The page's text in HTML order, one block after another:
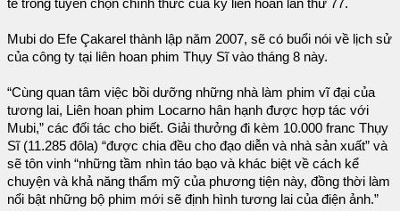
tế trong tuyển chọn chính thức của kỳ liên hoan lần thứ 77.
Mubi do Efe Çakarel thành lập năm 2007, sẽ có buổi nói về lịch sử
của công ty tại liên hoan phim Thụy Sĩ vào tháng 8 này.
“Cùng quan tâm việc bồi dưỡng những nhà làm phim vĩ đại của
tương lai, Liên hoan phim Locarno hân hạnh được hợp tác với
Mubi,” các đối tác cho biết. Giải thưởng đi kèm 10.000 franc Thụy
Sĩ (11.285 đôla) “được chia đều cho đạo diễn và nhà sản xuất” và
sẽ tôn vinh “những tầm nhìn táo bạo và khác biệt về cách kể
chuyện và khả năng thẩm mỹ của phương tiện này, đồng thời làm
nổi bật những bộ phim mới sẽ định hình tương lai của điện ảnh.”